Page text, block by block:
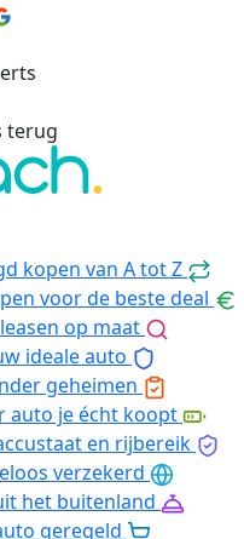
terug
kopen van A tot Z
voor de beste deal
op maat
ideale auto
geheimen
auto je écht koopt
en rijbereik
verzekerd
het buitenland
geregeld